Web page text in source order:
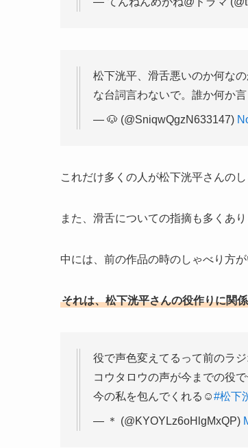
松下洸平、滑舌悪いのか何な
な台詞言わないで。誰か何か
— 🐶 (@SniqwQgzN633147)
これだけ多くの人が松下洸平さんの
また、滑舌についての指摘も多くあり
中には、前の作品の時のしゃべり方
それは、松下洸平さんの役作りに関
役で声色変えてるって前のラ
コウタロウの声が今までの役
今の私を包んでくれる☺️#松下
— ＊ (@KYOYLz6oHlgMxQP)